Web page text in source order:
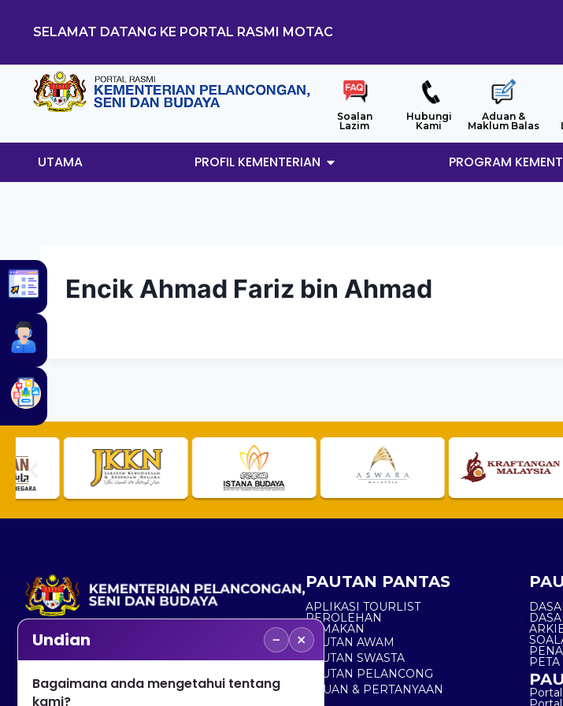
SELAMAT DATANG KE PORTAL RASMI MOTAC
Soalan
Lazim
Hubungi
Kami
Aduan &
Maklum Balas
UTAMA PROFIL KEMENTERIAN PROGRAM
Encik Ahmad Fariz bin Ahmad
No. 2, Menara 1, Jalan P5/6, Presint 5,
+603 8000 8000
PAUTAN PANTAS
APLIKASI TOURLIST
PEROLEHAN
SEMAKAN
PAUTAN AWAM
PAUTAN SWASTA
PAUTAN PELANCONG
ADUAN & PERTANYAAN
Undian − ×
Bagaimana anda mengetahui tentang
kami?